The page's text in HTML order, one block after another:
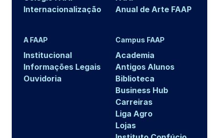
Internacionalização
Anual de Arte FAAP
A FAAP
Institucional
Informações Legais
Ouvidoria
Campus FAAP
Academia
Antigos Alunos
Biblioteca
Business Hub
Carreiras
Liga Agro
Lojas